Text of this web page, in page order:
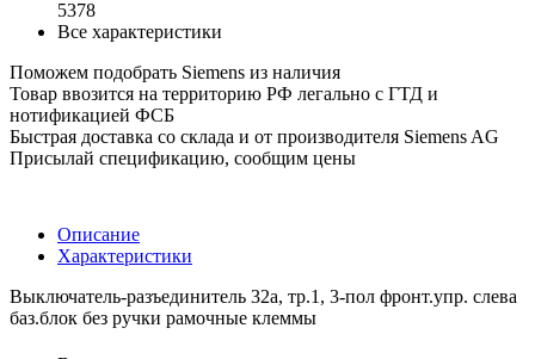
5378
Все характеристики
Поможем подобрать Siemens из наличия
Товар ввозится на территорию РФ легально с ГТД и
нотификацией ФСБ
Быстрая доставка со склада и от производителя Siemens AG
Присылай спецификацию, сообщим цены
Описание
Характеристики
Выключатель-разъединитель 32a, тр.1, 3-пол фронт.упр. слева
баз.блок без ручки рамочные клеммы